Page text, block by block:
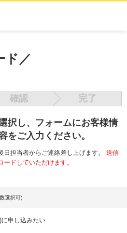
ド／
確認 完了
択し、フォームにお客様情
をご入力ください。
日担当者からご連絡差し上げます。送信
ドしていただけます。
選択可)
申し込みたい